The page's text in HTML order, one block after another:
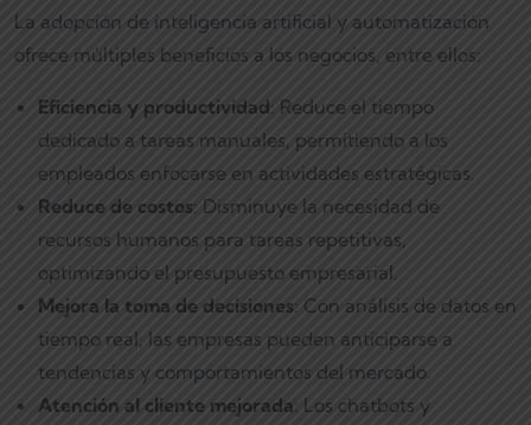
La adopción de inteligencia artificial y automatización
ofrece múltiples beneficios a los negocios, entre ellos:
Eficiencia y productividad: Reduce el tiempo
dedicado a tareas manuales, permitiendo a los
empleados enfocarse en actividades estratégicas.
Reduce de costos: Disminuye la necesidad de
recursos humanos para tareas repetitivas,
optimizando el presupuesto empresarial.
Mejora la toma de decisiones: Con análisis de datos en
tiempo real, las empresas pueden anticiparse a
tendencias y comportamientos del mercado.
Atención al cliente mejorada: Los chatbots y